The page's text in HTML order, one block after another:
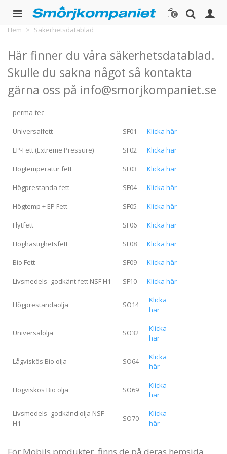
0
Hem > Säkerhetsdatablad
Här finner du våra säkerhetsdatablad.
Skulle du sakna något så kontakta
gärna oss på info@smorjkompaniet.se
perma-tec
Universalfett SF01 Klicka här
EP-Fett (Extreme Pressure) SF02 Klicka här
Högtemperatur fett SF03 Klicka här
Högprestanda fett SF04 Klicka här
Högtemp + EP Fett SF05 Klicka här
Flytfett SF06 Klicka här
Höghastighetsfett SF08 Klicka här
Bio Fett SF09 Klicka här
Livsmedels- godkänt fett NSF H1 SF10 Klicka här
Högprestandaolja SO14
Klicka
här
Universalolja SO32
Klicka
här
Lågviskös Bio olja SO64
Klicka
här
Högviskös Bio olja SO69
Klicka
här
Livsmedels- godkänd olja NSF
H1
SO70
Klicka
här